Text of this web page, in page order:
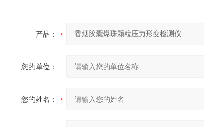
产品：
您的单位：
您的姓名：